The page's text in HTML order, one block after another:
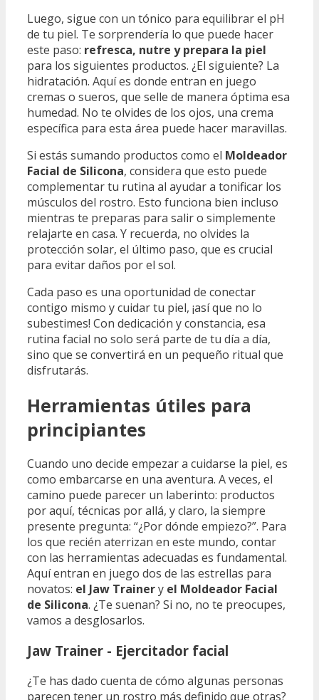
Luego, sigue con un tónico para equilibrar el pH
de tu piel. Te sorprendería lo que puede hacer
este paso: refresca, nutre y prepara la piel
para los siguientes productos. ¿El siguiente? La
hidratación. Aquí es donde entran en juego
cremas o sueros, que selle de manera óptima esa
humedad. No te olvides de los ojos, una crema
específica para esta área puede hacer maravillas.
Si estás sumando productos como el Moldeador
Facial de Silicona, considera que esto puede
complementar tu rutina al ayudar a tonificar los
músculos del rostro. Esto funciona bien incluso
mientras te preparas para salir o simplemente
relajarte en casa. Y recuerda, no olvides la
protección solar, el último paso, que es crucial
para evitar daños por el sol.
Cada paso es una oportunidad de conectar
contigo mismo y cuidar tu piel, ¡así que no lo
subestimes! Con dedicación y constancia, esa
rutina facial no solo será parte de tu día a día,
sino que se convertirá en un pequeño ritual que
disfrutarás.
Herramientas útiles para
principiantes
Cuando uno decide empezar a cuidarse la piel, es
como embarcarse en una aventura. A veces, el
camino puede parecer un laberinto: productos
por aquí, técnicas por allá, y claro, la siempre
presente pregunta: “¿Por dónde empiezo?”. Para
los que recién aterrizan en este mundo, contar
con las herramientas adecuadas es fundamental.
Aquí entran en juego dos de las estrellas para
novatos: el Jaw Trainery el Moldeador Facial
de Silicona. ¿Te suenan? Si no, no te preocupes,
vamos a desglosarlos.
Jaw Trainer - Ejercitador facial
¿Te has dado cuenta de cómo algunas personas
parecen tener un rostro más definido que otras?